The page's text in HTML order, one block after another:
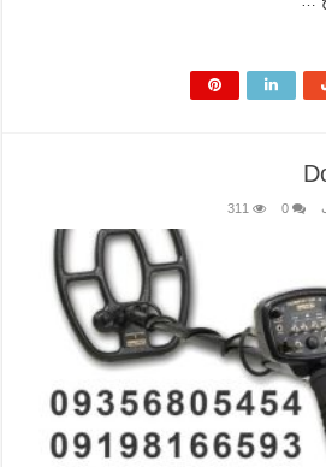
0
311